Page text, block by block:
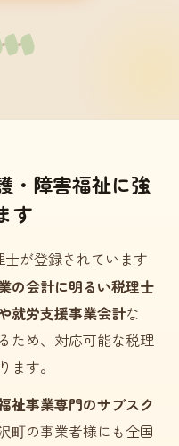
・障害福祉に強
す
士が登録されています
の会計に明るい税理士
就労支援事業会計な
ため、対応可能な税理
す。
祉事業専門のサブスク
町の事業者様にも全国